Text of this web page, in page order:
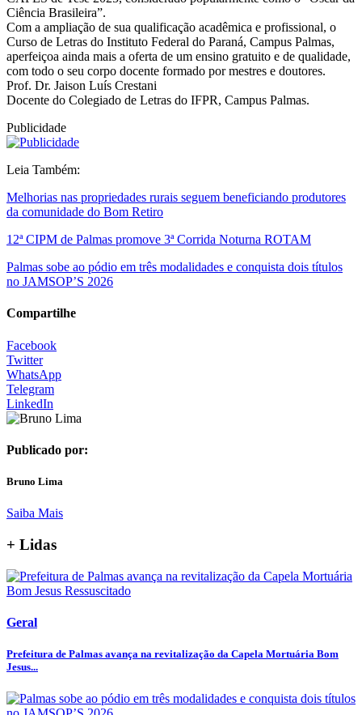
Ciência Brasileira”.
Com a ampliação de sua qualificação acadêmica e profissional, o
Curso de Letras do Instituto Federal do Paraná, Campus Palmas,
aperfeiçoa ainda mais a oferta de um ensino gratuito e de qualidade,
com todo o seu corpo docente formado por mestres e doutores.
Prof. Dr. Jaison Luís Crestani
Docente do Colegiado de Letras do IFPR, Campus Palmas.
Publicidade
Leia Também:
Melhorias nas propriedades rurais seguem beneficiando produtores
da comunidade do Bom Retiro
12ª CIPM de Palmas promove 3ª Corrida Noturna ROTAM
Palmas sobe ao pódio em três modalidades e conquista dois títulos
no JAMSOP’S 2026
Compartilhe
Facebook
Twitter
WhatsApp
Telegram
LinkedIn
Publicado por:
Bruno Lima
Saiba Mais
+ Lidas
Geral
Prefeitura de Palmas avança na revitalização da Capela Mortuária Bom
Jesus...